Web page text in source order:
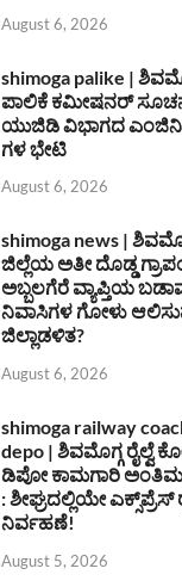
August 6, 2026
shimoga palike |
ಪಾಲಿಕೆ ಕಮೀಷನರ್
ಯುಜಿಡಿ ವಿಭಾಗದ
ಗಳ ಭೇಟಿ
August 6, 2026
shimoga news |
ಜಿಲ್ಲೆಯ ಅತೀ ದೊಡ್ಡ
ಅಬ್ಬಲಗೆರೆ ವ್ಯಾಪ್ತಿಯ
ನಿವಾಸಿಗಳ ಗೋಳು
ಜಿಲ್ಲಾಡಳಿತ?
August 6, 2026
shimoga railway
depo | ಶಿವಮೊಗ್ಗ ರೈಲ್ವೆ
ಡಿಪೋ ಕಾಮಗಾರಿ ಅಂತಿಮ
: ಶೀಘ್ರದಲ್ಲಿಯೇ ಎಕ್ಸ್‌ಪ್ರೆಸ್
ನಿರ್ವಹಣೆ!
August 5, 2026